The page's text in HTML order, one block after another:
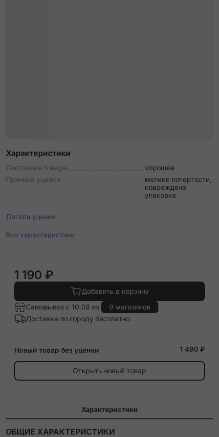
Характеристики
Состояние товара
хорошее
Причина уценки
мелкие потертости,
повреждена
упаковка
Детали уценки
Все характеристики
1 190 ₽
Добавить в корзину
Самовывоз с 10.08 из
9 магазинов
Доставка по городу бесплатно
Новый товар без уценки 1 490 ₽
Открыть новый товар
Характеристики
ОБЩИЕ ХАРАКТЕРИСТИКИ